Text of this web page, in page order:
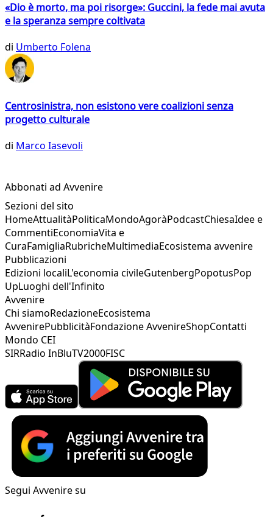
«Dio è morto, ma poi risorge»: Guccini, la fede mai avuta
e la speranza sempre coltivata
di Umberto Folena
Centrosinistra, non esistono vere coalizioni senza
progetto culturale
di Marco Iasevoli
Abbonati ad Avvenire
Sezioni del sito
HomeAttualitàPoliticaMondoAgoràPodcastChiesaIdee e
CommentiEconomiaVita e
CuraFamigliaRubricheMultimediaEcosistema avvenire
Pubblicazioni
Edizioni localiL'economia civileGutenbergPopotusPop
UpLuoghi dell'Infinito
Avvenire
Chi siamoRedazioneEcosistema
AvvenirePubblicitàFondazione AvvenireShopContatti
Mondo CEI
SIRRadio InBluTV2000FISC
Segui Avvenire su